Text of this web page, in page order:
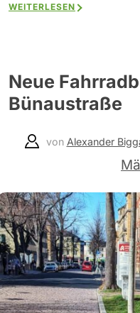
WEITERLESEN
Neue
Bünaustraße
von Alexander